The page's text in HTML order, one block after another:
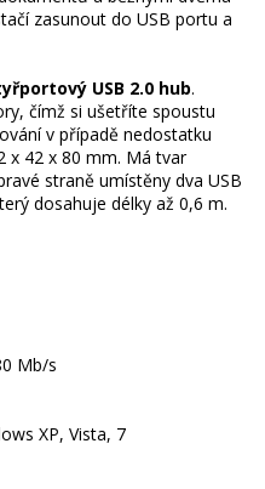
zasunout do USB portu a
USB 2.0 hub.
čímž si ušetříte spoustu
v případě nedostatku
x 42 x 80 mm. Má tvar
straně umístěny dva USB
dosahuje délky až 0,6 m.
Mb/s
XP, Vista, 7